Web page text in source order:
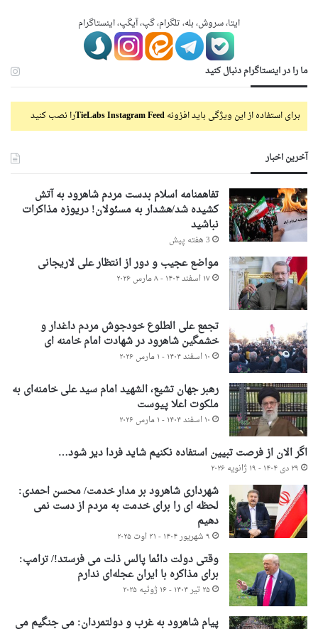
ایتا، سروش، بله، تلگرام، گپ، آیگپ، اینستاگرام
ما را در اینستاگرام دنبال کنید
برای استفاده از این ویژگی باید افزونهTieLabs Instagram Feedرا نصب کنید
آخرین اخبار
تفاهمنامه اسلام بدست مردم شاهرود به آتش
کشیده شد/هشدار به مسئولان! دریوزه مذاکرات
نباشید
3 هفته پیش
مواضع عجیب و دور از انتظار علی لاریجانی
۱۷ اسفند ۱۴۰۴ - ۸ مارس ۲۰۲۶
تجمع علی الطلوع خودجوش مردم داغدار و
خشمگین شاهرود در شهادت امام خامنه ای
۱۰ اسفند ۱۴۰۴ - ۱ مارس ۲۰۲۶
رهبر جهان تشیع، الشهید امام سید علی خامنه‌ای به
ملکوت اعلا پیوست
۱۰ اسفند ۱۴۰۴ - ۱ مارس ۲۰۲۶
اگر الان از فرصت تبیین استفاده نکنیم شاید فردا دیر شود…
۲۹ دی ۱۴۰۴ - ۱۹ ژانویه ۲۰۲۶
شهرداری شاهرود بر مدار خدمت/ محسن احمدی:
لحظه ای را برای خدمت به مردم از دست نمی
دهیم
۹ شهریور ۱۴۰۴ - ۳۱ اوت ۲۰۲۵
وقتی دولت دائما پالس ذلت می فرستد!/ ترامپ:
برای مذاکره با ایران عجله‌ای ندارم
۲۵ تیر ۱۴۰۴ - ۱۶ ژوئیه ۲۰۲۵
پیام شاهرود به غرب و دولتمردان: می جنگیم می